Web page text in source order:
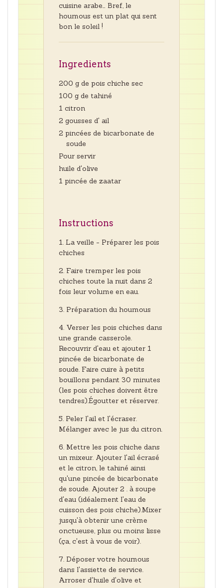
cuisine arabe… Bref, le
houmous est un plat qui sent
bon le soleil !
Ingredients
200 g de pois chiche sec
100 g de tahiné
1 citron
2 gousses d' ail
2 pincées de bicarbonate de
soude
Pour servir
huile d'olive
1 pincée de zaatar
Instructions
La veille - Préparer les pois
chiches
Faire tremper les pois
chiches toute la nuit dans 2
fois leur volume en eau.
Préparation du houmous
Verser les pois chiches dans
une grande casserole.
Recouvrir d'eau et ajouter 1
pincée de bicarbonate de
soude. Faire cuire à petits
bouillons pendant 30 minutes
(les pois chiches doivent être
tendres).Égoutter et réserver.
Peler l'ail et l'écraser.
Mélanger avec le jus du citron.
Mettre les pois chiche dans
un mixeur. Ajouter l'ail écrasé
et le citron, le tahiné ainsi
qu'une pincée de bicarbonate
de soude. Ajouter 2 . à soupe
d'eau (idéalement l'eau de
cuisson des pois chiche).Mixer
jusqu'à obtenir une crème
onctueuse, plus ou moins lisse
(ça, c'est à vous de voir).
Déposer votre houmous
dans l'assiette de service.
Arroser d'huile d'olive et